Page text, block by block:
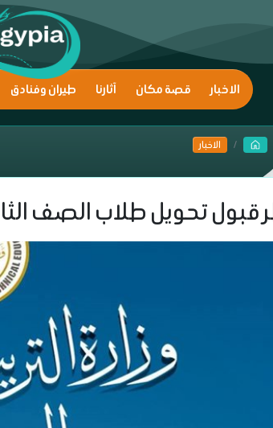
الاخبار قصة مكان آثارنا طيران وفنادق
الاخبار
قبول تحويل طلاب الصف